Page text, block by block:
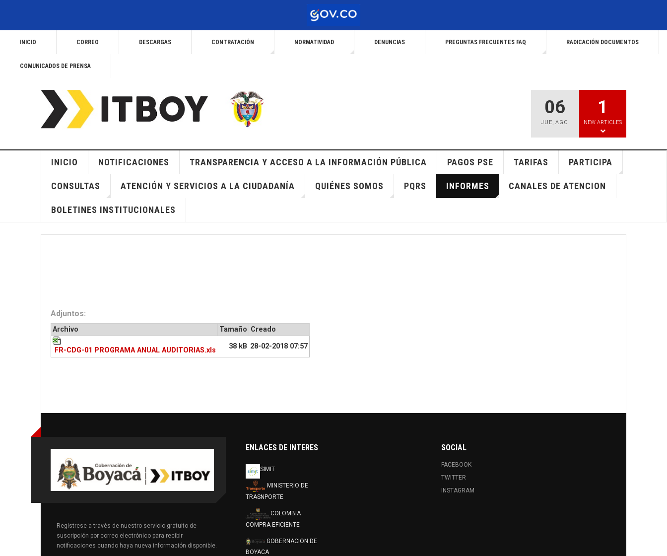
INICIO CORREO DESCARGAS CONTRATACIÓN NORMATIVIDAD DENUNCIAS PREGUNTAS FRECUENTES FAQ RADICACIÓN DOCUMENTOS
COMUNICADOS DE PRENSA
06
JUE,AGO
1
NEW ARTICLES
INICIO NOTIFICACIONES TRANSPARENCIA Y ACCESO A LA INFORMACIÓN PÚBLICA PAGOS PSE TARIFAS PARTICIPA
CONSULTAS ATENCIÓN Y SERVICIOS A LA CIUDADANÍA QUIÉNES SOMOS PQRS INFORMES CANALES DE ATENCION
BOLETINES INSTITUCIONALES
Adjuntos:
Archivo Tamaño Creado
FR-CDG-01 PROGRAMA ANUAL AUDITORIAS.xls 38 kB 28-02-2018 07:57
Regístrese a través de nuestro servicio gratuito de
suscripción por correo electrónico para recibir
notificaciones cuando haya nueva información disponible.
ENLACES DE INTERES
SIMIT
MINISTERIO DE
TRASNPORTE
COLOMBIA
COMPRA EFICIENTE
GOBERNACION DE
BOYACA
SOCIAL
FACEBOOK
TWITTER
INSTAGRAM